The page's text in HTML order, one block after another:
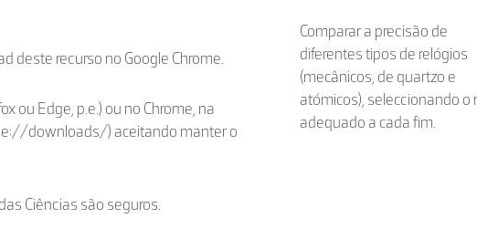
deste recurso no Google Chrome.
ou Edge, p.e.) ou no Chrome, na
downloads/) aceitando manter o
Ciências são seguros.
Comparar a precisão de
diferentes tipos de relógios
(mecânicos, de quartzo e
atómicos), seleccionando o
adequado a cada fim.